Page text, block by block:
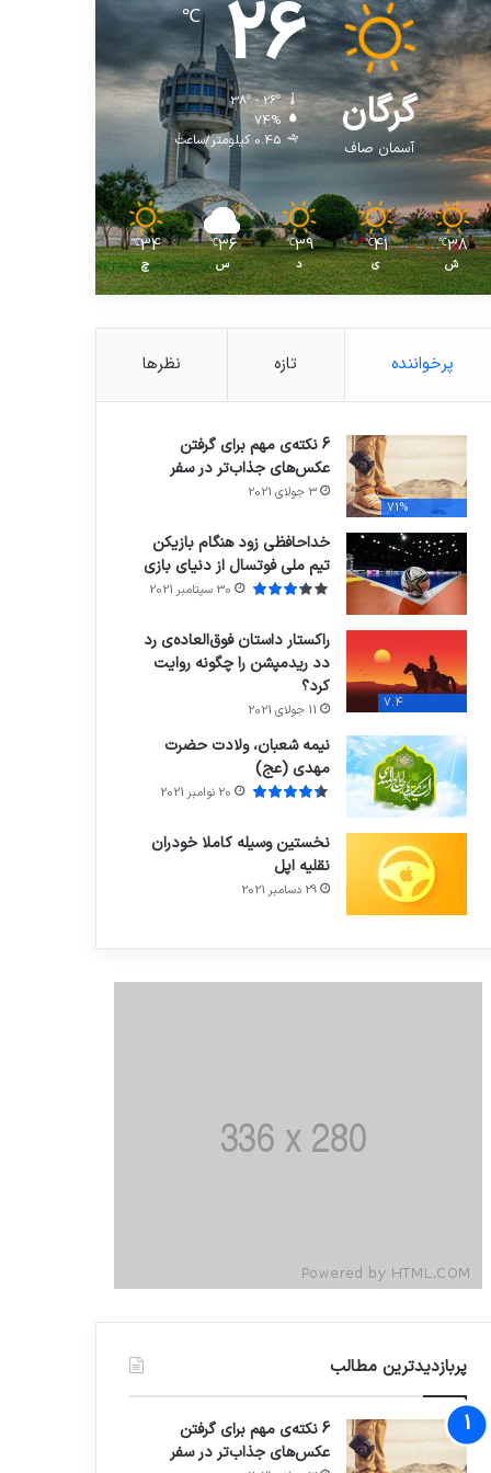
گرگان
آسمان صاف
26
℃
38º - 26º
74%
0.45 کیلومتر/ساعت
38
℃
ش
41
℃
ی
39
℃
د
36
℃
س
34
℃
چ
پرخواننده تازه نظرها
71%
6 نکته‌ی مهم برای گرفتن
عکس‌های جذاب‌تر در سفر
3 جولای 2021
خداحافظی زود هنگام بازیکن
تیم ملی فوتسال از دنیای بازی
30 سپتامبر 2021
7.4
راکستار داستان فوق‌العاده‌ی رد
دد ریدمپشن را چگونه روایت
کرد؟
11 جولای 2021
نیمه شعبان، ولادت حضرت
مهدی (عج)
20 نوامبر 2021
نخستین وسیله کاملا خودران
نقلیه اپل
29 دسامبر 2021
پربازدیدترین مطالب
6 نکته‌ی مهم برای گرفتن
عکس‌های جذاب‌تر در سفر